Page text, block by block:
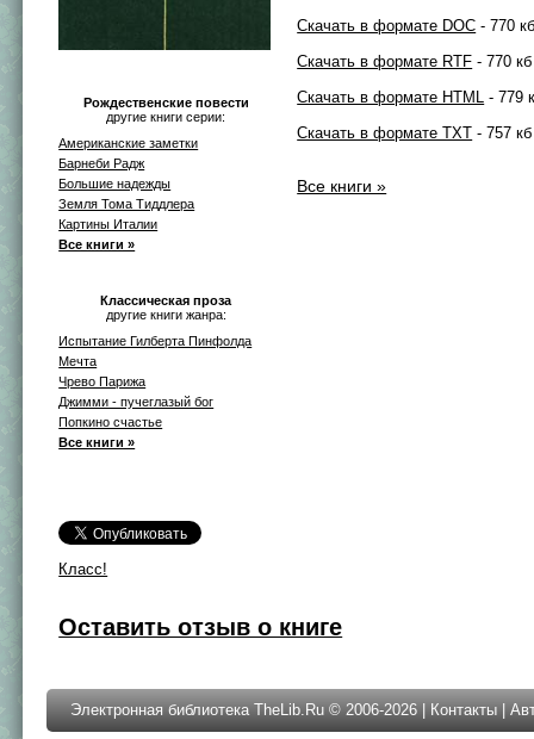
Рождественские повести
другие книги серии:
Американские заметки
Барнеби Радж
Большие надежды
Земля Тома Тиддлера
Картины Италии
Все книги »
Классическая проза
другие книги жанра:
Испытание Гилберта Пинфолда
Мечта
Чрево Парижа
Джимми - пучеглазый бог
Попкино счастье
Все книги »
Класс!
Скачать в формате DOC - 770
Скачать в формате RTF - 770 кб
Скачать в формате HTML - 779
Скачать в формате TXT - 757 кб
Все книги »
Оставить отзыв о книге
Электронная библиотека TheLib.Ru © 2006-2026 | Контакты |